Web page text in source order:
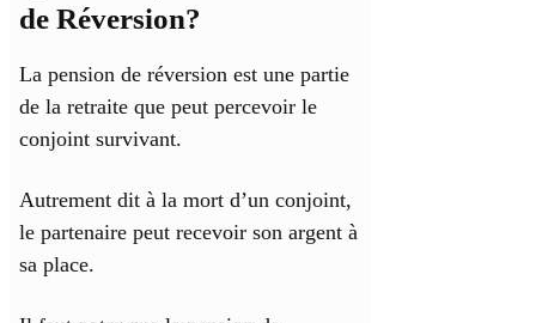
de Réversion?
La pension de réversion est une partie
de la retraite que peut percevoir le
conjoint survivant.
Autrement dit à la mort d’un conjoint,
le partenaire peut recevoir son argent à
sa place.